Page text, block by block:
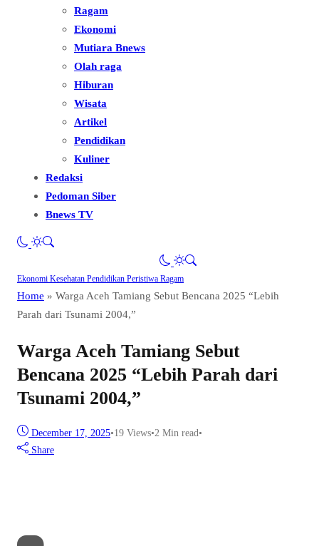
Ragam
Ekonomi
Mutiara Bnews
Olah raga
Hiburan
Wisata
Artikel
Pendidikan
Kuliner
Redaksi
Pedoman Siber
Bnews TV
Ekonomi Kesehatan Pendidikan Peristiwa Ragam
Home » Warga Aceh Tamiang Sebut Bencana 2025 “Lebih
Parah dari Tsunami 2004,”
Warga Aceh Tamiang Sebut
Bencana 2025 “Lebih Parah dari
Tsunami 2004,”
December 17, 2025•19 Views•2 Min read•
Share